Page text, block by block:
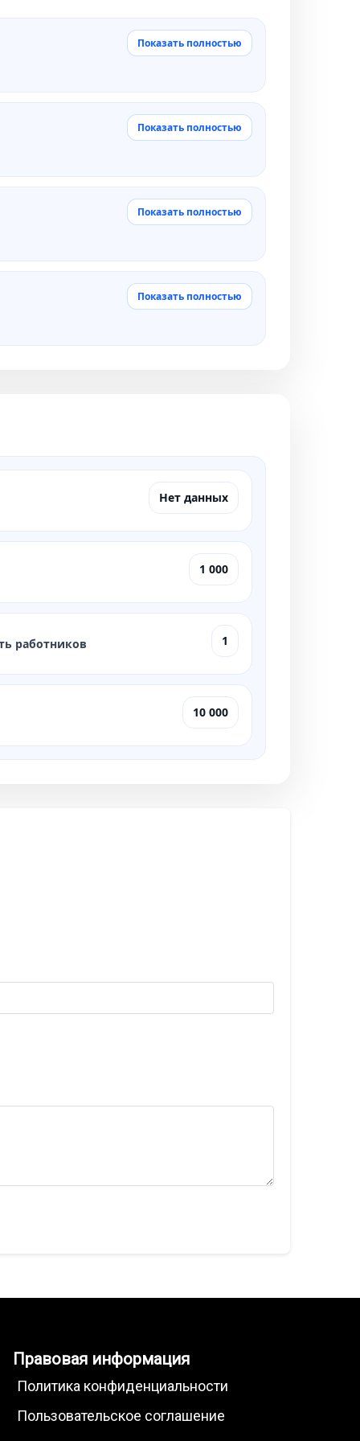
Показать полностью
Показать полностью
Показать полностью
Показать полностью
Нет данных
1 000
работников 1
10 000
Правовая информация
Политика конфиденциальности
Пользовательское соглашение